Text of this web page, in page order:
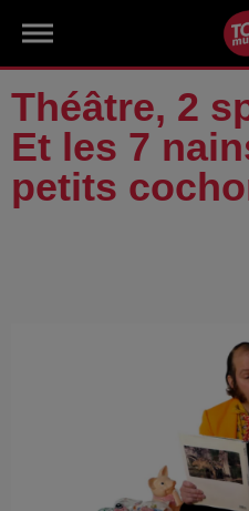
Théâtre, 2
Et les 7
petits